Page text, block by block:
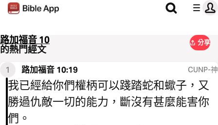
路加福音 10
的熱門經文
分享
1 路加福音 10:19 CUNP-神
我已經給你們權柄可以踐踏蛇和蠍子，又
勝過仇敵一切的能力，斷沒有甚麼能害你
們。